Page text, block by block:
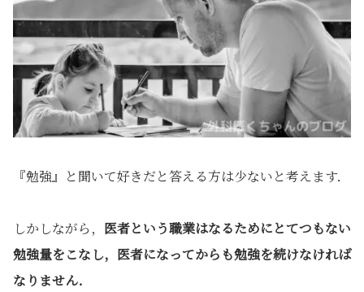
『勉強』と聞いて好きだと答える方は少ないと考えます．
しかしながら， 医者という職業はなるためにとてつもない
勉強量をこなし，医者になってからも勉強を続けなければ
なりません．